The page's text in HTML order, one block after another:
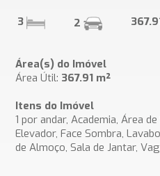
3 2
Área(s) do Imóvel
Área Útil: 367.91 m²
Itens do Imóvel
1 por andar, Academia, Área
Elevador, Face Sombra,
de Almoço, Sala de Jantar,